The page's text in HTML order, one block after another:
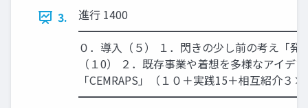
3.
進行 1400
０．導入（５） １．閃きの少し前の考え「発
（１0） ２．既存事業や着想を多様なアイデ
「CEMRAPS」（１０＋実践15＋相互紹介３